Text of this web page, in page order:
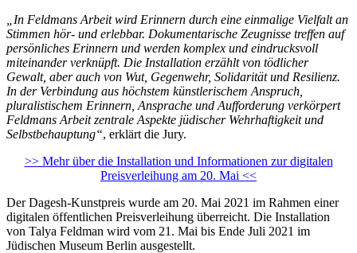
„In Feldmans Arbeit wird Erinnern durch eine einmalige Vielfalt an
Stimmen hör- und erlebbar. Dokumentarische Zeugnisse treffen auf
persönliches Erinnern und werden komplex und eindrucksvoll
miteinander verknüpft. Die Installation erzählt von tödlicher
Gewalt, aber auch von Wut, Gegenwehr, Solidarität und Resilienz.
In der Verbindung aus höchstem künstlerischem Anspruch,
pluralistischem Erinnern, Ansprache und Aufforderung verkörpert
Feldmans Arbeit zentrale Aspekte jüdischer Wehrhaftigkeit und
Selbstbehauptung“, erklärt die Jury.
>> Mehr über die Installation und Informationen zur digitalen
Preisverleihung am 20. Mai <<
Der Dagesh-Kunstpreis wurde am 20. Mai 2021 im Rahmen einer
digitalen öffentlichen Preisverleihung überreicht. Die Installation
von Talya Feldman wird vom 21. Mai bis Ende Juli 2021 im
Jüdischen Museum Berlin ausgestellt.